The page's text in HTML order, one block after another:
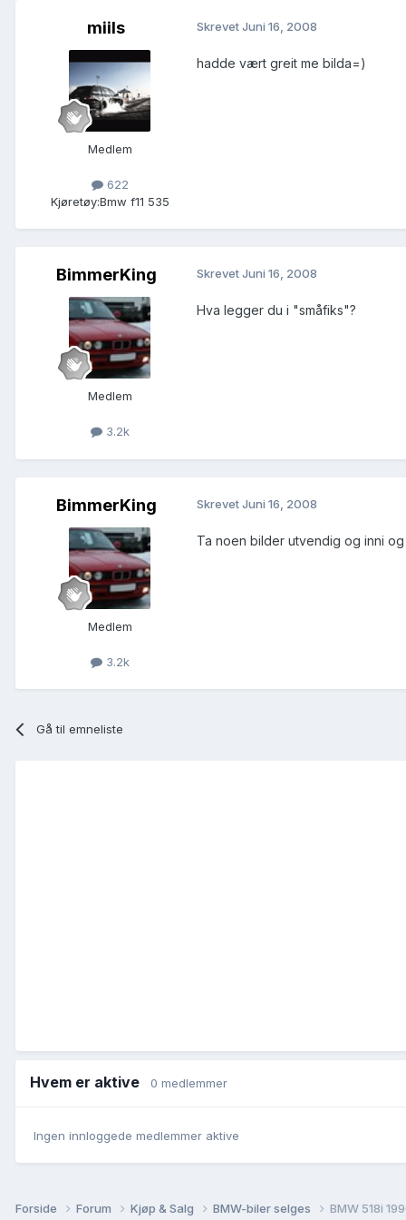
miils
Medlem
622
Kjøretøy:Bmw f11 535
SkrevetJuni 16, 2008
hadde vært greit me bilda=)
BimmerKing
Medlem
3.2k
SkrevetJuni 16, 2008
Hva legger du i "småfiks"?
BimmerKing
Medlem
3.2k
SkrevetJuni 16, 2008
Ta noen bilder utvendig og inni
Gå til emneliste
Hvem er aktive 0 medlemmer
Ingen innloggede medlemmer aktive
Forside Forum Kjøp & Salg BMW-biler selges BMW 518i